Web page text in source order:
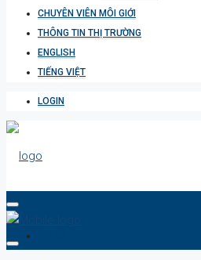
CHUYÊN VIÊN MÔI GIỚI
THÔNG TIN THỊ TRƯỜNG
ENGLISH
TIẾNG VIỆT
LOGIN